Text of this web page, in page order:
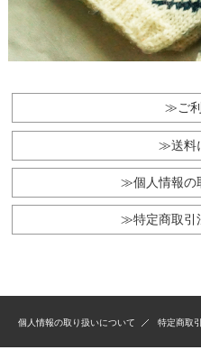
≫ご
≫送料
≫個人情報の
≫特定商取引
個人情報の取り扱いについて 特定商取